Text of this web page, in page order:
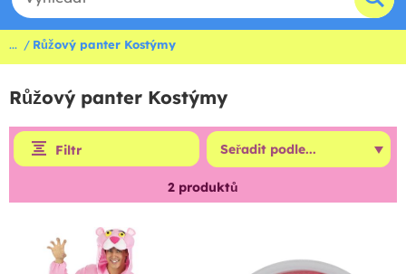
... Růžový panter Kostýmy
Růžový panter Kostýmy
Filtr
2 produktů